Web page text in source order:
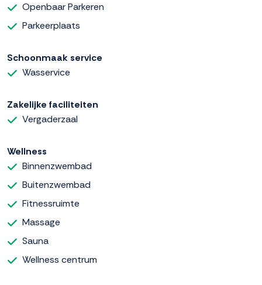
Openbaar Parkeren
Parkeerplaats
Schoonmaak service
Wasservice
Zakelijke faciliteiten
Vergaderzaal
Wellness
Binnenzwembad
Buitenzwembad
Fitnessruimte
Massage
Sauna
Wellness centrum